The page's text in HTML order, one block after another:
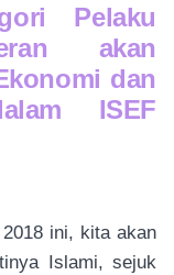
Pelaku
akan
dan
ISEF
ini, kita akan
Islami, sejuk